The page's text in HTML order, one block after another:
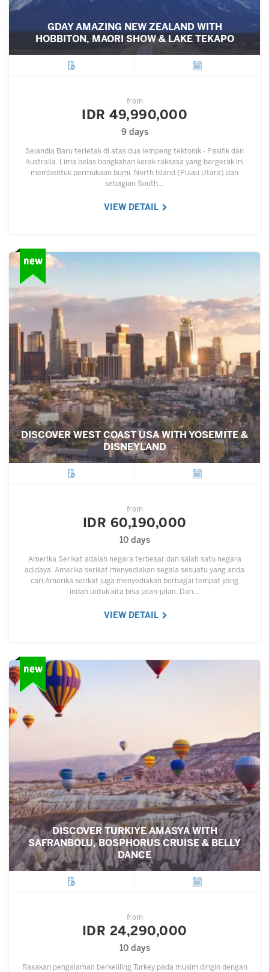
GDAY AMAZING NEW ZEALAND WITH
HOBBITON, MAORI SHOW & LAKE TEKAPO
from
IDR 49,990,000
9 days
Selandia Baru terletak di atas dua lempeng tektonik - Pasifik dan
Australia. Lima belas bongkahan kerak raksasa yang bergerak ini
membentuk permukaan bumi. North Island (Pulau Utara) dan
sebagian South…
VIEW DETAIL
DISCOVER WEST COAST USA WITH YOSEMITE &
DISNEYLAND
from
IDR 60,190,000
10 days
Amerika Serikat adalah negara terbesar dan salah satu negara
adidaya. Amerika serikat menyediakan segala sesuatu yang anda
cari.Amerika serikat juga menyediakan berbagai tempat yang
indah untuk kita bisa jalan-jalan. Dan…
VIEW DETAIL
DISCOVER TURKIYE AMASYA WITH
SAFRANBOLU, BOSPHORUS CRUISE & BELLY
DANCE
from
IDR 24,290,000
10 days
Rasakan pengalaman berkeliling Turkey pada musim dingin dengan